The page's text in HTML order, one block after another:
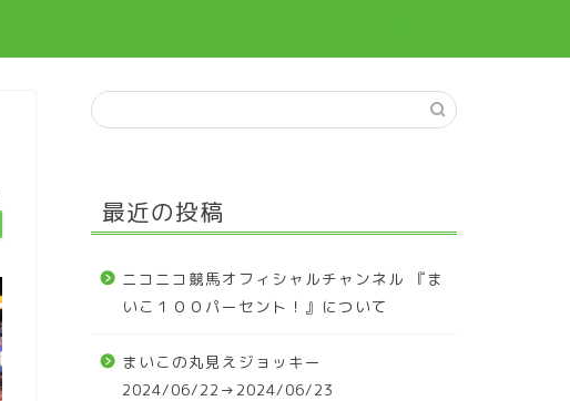
最近の投稿
ニコニコ競馬オフィシャルチャンネル 『ま
いこ１００パーセント！』について
まいこの丸見えジョッキー
2024/06/22→2024/06/23